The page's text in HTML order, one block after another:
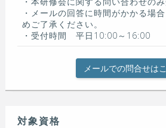
・メールの回答に時間がかかる場
めご了承ください。
・受付時間 平日10:00～16:00
メールでの問合せは
対象資格